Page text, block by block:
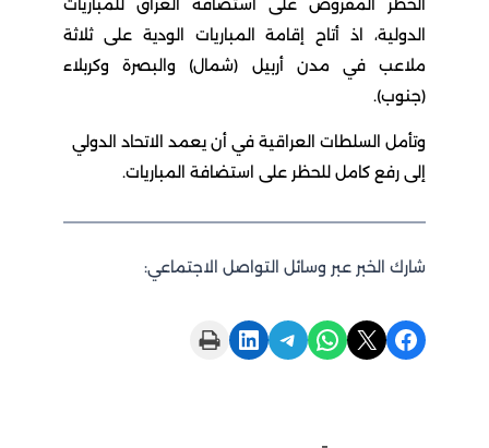
الحظر المفروض على استضافة العراق للمباريات
الدولية، اذ أتاح إقامة المباريات الودية على ثلاثة
ملاعب في مدن أربيل (شمال) والبصرة وكربلاء
(جنوب).
وتأمل السلطات العراقية في أن يعمد الاتحاد الدولي
إلى رفع كامل للحظر على استضافة المباريات.
شارك الخبر عبر وسائل التواصل الاجتماعي:
Share on Facebook
Share on X
Share on WhatsApp
Share on Telegram
Share on LinkedIn
Print this Page